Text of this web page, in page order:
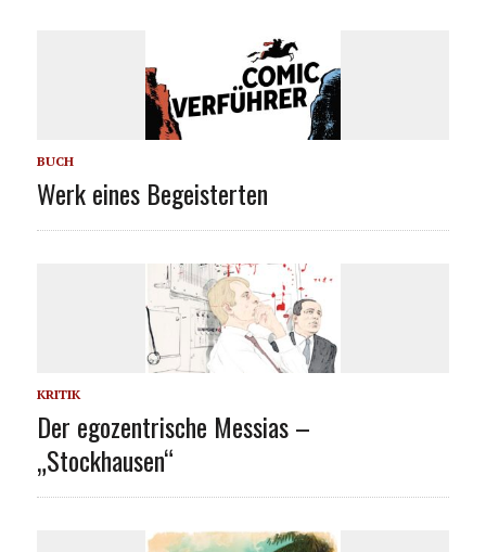
BUCH
Werk eines Begeisterten
KRITIK
Der egozentrische Messias –
„Stockhausen“